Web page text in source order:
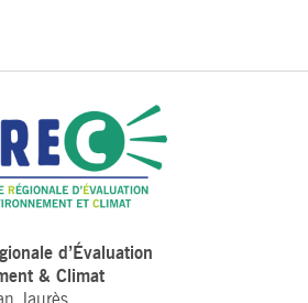
d’Évaluation
& Climat